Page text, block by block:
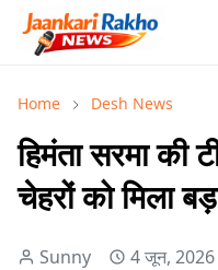
Home Desh News
हिमंता सरमा की
चेहरों को मिला
Sunny 4 जून, 2026